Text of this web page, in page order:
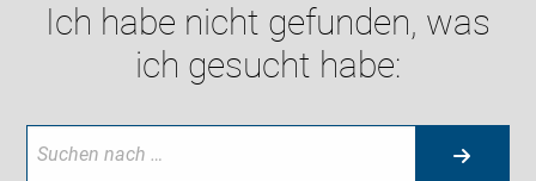
Ich habe nicht gefunden, was
ich gesucht habe: